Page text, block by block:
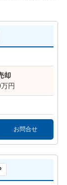
円
お問合せ